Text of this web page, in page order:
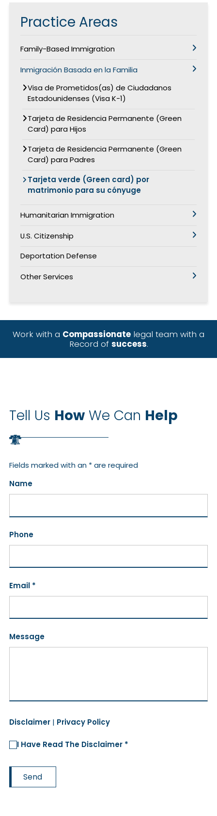
Practice Areas
Family-Based Immigration
Inmigración Basada en la Familia
Visa de Prometidos(as) de Ciudadanos
Estadounidenses (Visa K-1)
Tarjeta de Residencia Permanente (Green
Card) para Hijos
Tarjeta de Residencia Permanente (Green
Card) para Padres
Tarjeta verde (Green card) por
matrimonio para su cónyuge
Humanitarian Immigration
U.S. Citizenship
Deportation Defense
Other Services
Work with a Compassionate legal team with a
Record of success.
Tell Us HowWe Can Help
Fields marked with an * are required
Name
Phone
Email *
Message
Disclaimer | Privacy Policy
I Have Read The Disclaimer *
Send